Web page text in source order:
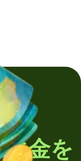
金を